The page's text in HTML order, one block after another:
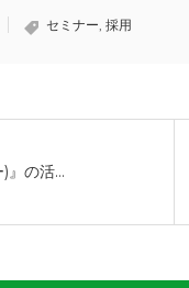
セミナー, 採用
』の活…